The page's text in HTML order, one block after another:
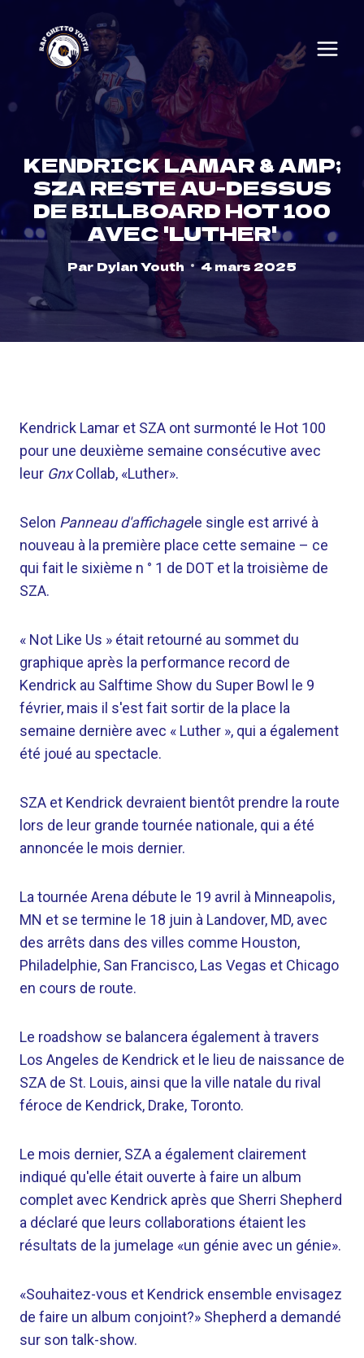
content
KENDRICK LAMAR & AMP;
SZA RESTE AU-DESSUS
DE BILLBOARD HOT 100
AVEC 'LUTHER'
Par Dylan Youth 4 mars 2025
Kendrick Lamar et SZA ont surmonté le Hot 100
pour une deuxième semaine consécutive avec
leur GnxCollab, «Luther».
Selon Panneau d'affichagele single est arrivé à
nouveau à la première place cette semaine – ce
qui fait le sixième n ° 1 de DOT et la troisième de
SZA.
« Not Like Us » était retourné au sommet du
graphique après la performance record de
Kendrick au Salftime Show du Super Bowl le 9
février, mais il s'est fait sortir de la place la
semaine dernière avec « Luther », qui a également
été joué au spectacle.
SZA et Kendrick devraient bientôt prendre la route
lors de leur grande tournée nationale, qui a été
annoncée le mois dernier.
La tournée Arena débute le 19 avril à Minneapolis,
MN et se termine le 18 juin à Landover, MD, avec
des arrêts dans des villes comme Houston,
Philadelphie, San Francisco, Las Vegas et Chicago
en cours de route.
Le roadshow se balancera également à travers
Los Angeles de Kendrick et le lieu de naissance de
SZA de St. Louis, ainsi que la ville natale du rival
féroce de Kendrick, Drake, Toronto.
Le mois dernier, SZA a également clairement
indiqué qu'elle était ouverte à faire un album
complet avec Kendrick après que Sherri Shepherd
a déclaré que leurs collaborations étaient les
résultats de la jumelage «un génie avec un génie».
«Souhaitez-vous et Kendrick ensemble envisagez
de faire un album conjoint?» Shepherd a demandé
sur son talk-show.